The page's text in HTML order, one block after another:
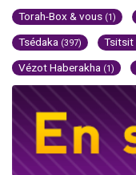
Torah-Box & vous (1)
Tsédaka (397) Tsitsit
Vézot Haberakha (1)